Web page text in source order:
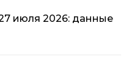
июля 2026: данные